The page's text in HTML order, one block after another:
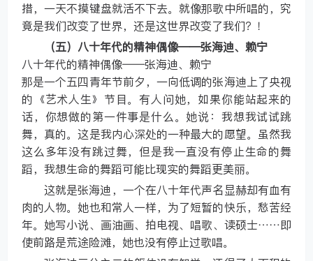
措，一天不摸键盘就活不下去。就像那歌中所唱的，究
竟是我们改变了世界，还是这世界改变了我们？！
（五）八十年代的精神偶像——张海迪、赖宁
八十年代的精神偶像——张海迪、赖宁
那是一个五四青年节前夕，一向低调的张海迪上了央视
的《艺术人生》节目。有人问她，如果你能站起来的
话，你想做的第一件事是什么。她说：我想我试试跳
舞，真的。这是我内心深处的一种最大的愿望。虽然我
这么多年没有跳过舞，但是我一直没有停止生命的舞
蹈，我想生命的舞蹈可能比现实的舞蹈更美丽。
这就是张海迪，一个在八十年代声名显赫却有血有
肉的人物。她也和常人一样，为了短暂的快乐，愁苦经
年。她写小说、画油画、拍电视、唱歌、读硕士……即
使前路是荒途险滩，她也没有停止过歌唱。